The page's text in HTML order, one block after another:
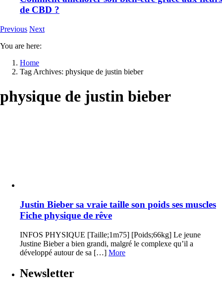
de CBD ?
Previous Next
You are here:
Home
Tag Archives: physique de justin bieber
physique de justin bieber
Justin Bieber sa vraie taille son poids ses muscles
Fiche physique de rêve
INFOS PHYSIQUE [Taille;1m75] [Poids;66kg] Le jeune
Justine Bieber a bien grandi, malgré le complexe qu’il a
développé autour de sa […] More
Newsletter